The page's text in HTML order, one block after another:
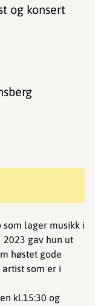
og konsert
som lager musikk i
2023 gav hun ut
høstet gode
som er i
kl.15:30 og